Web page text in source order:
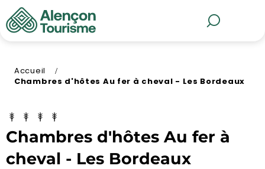
Aller
au
contenu
Accueil
Chambres d'hôtes Au fer à cheval - Les Bordeaux
Chambres d'hôtes Au fer à
cheval - Les Bordeaux